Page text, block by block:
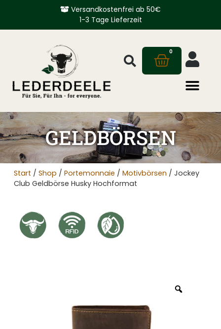
Versandkostenfrei ab 50€
1-3 Tage Lieferzeit
0
GELDBÖRSEN
Start / Shop / Portemonnaie / Motivbörsen / Jockey
Club Geldbörse Husky Hochformat